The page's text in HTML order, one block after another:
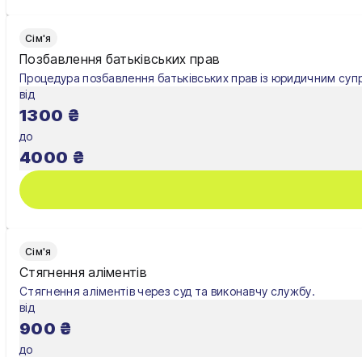
Сім'я
Позбавлення батьківських прав
Процедура позбавлення батьківських прав із юридичним
від
1300 ₴
до
4000 ₴
Сім'я
Стягнення аліментів
Стягнення аліментів через суд та виконавчу службу.
від
900 ₴
до